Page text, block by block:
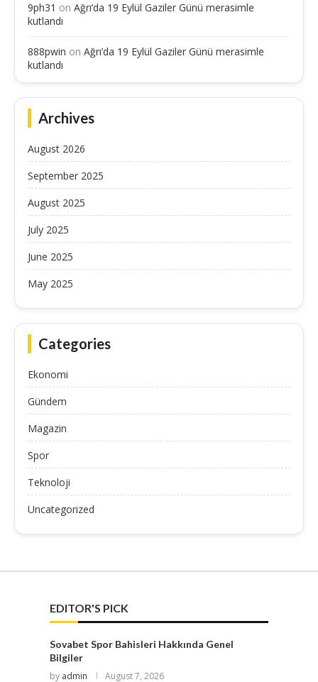
9ph31 on Ağrı’da 19 Eylül Gaziler Günü merasimle
kutlandı
888pwin on Ağrı’da 19 Eylül Gaziler Günü merasimle
kutlandı
Archives
August 2026
September 2025
August 2025
July 2025
June 2025
May 2025
Categories
Ekonomi
Gündem
Magazin
Spor
Teknoloji
Uncategorized
EDITOR'S PICK
Sovabet Spor Bahisleri Hakkında Genel
Bilgiler
by admin August 7, 2026